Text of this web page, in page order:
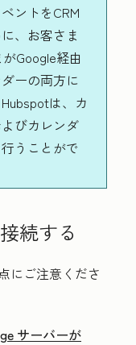
ントをCRM
、お客さま
Google経由
ーの両方に
は、カ
びカレンダ
うことがで
続する
にご注意くださ
サーバーが